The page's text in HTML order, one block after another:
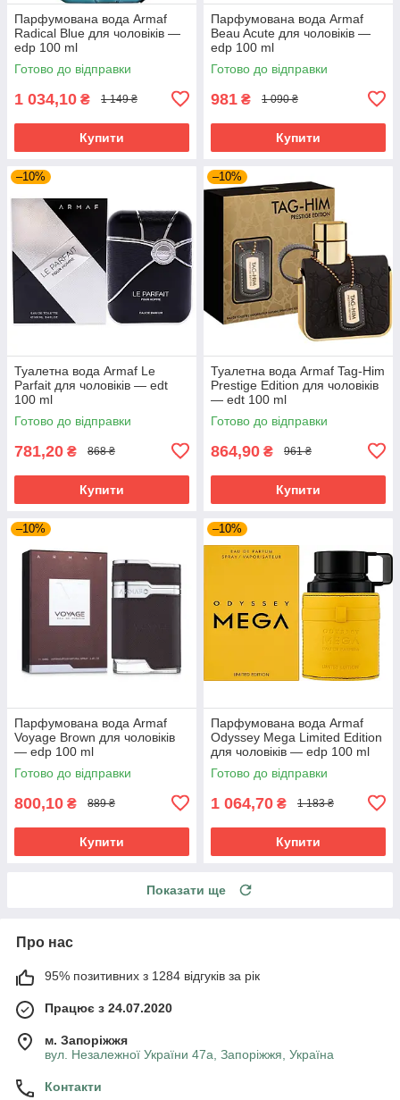
Парфумована вода Armaf
Radical Blue для чоловіків —
edp 100 ml
Готово до відправки
1 034,10 ₴ 1 149 ₴
Купити
Парфумована вода Armaf
Beau Acute для чоловіків —
edp 100 ml
Готово до відправки
981 ₴ 1 090 ₴
Купити
–10%
Туалетна вода Armaf Le
Parfait для чоловіків — edt
100 ml
Готово до відправки
781,20 ₴ 868 ₴
Купити
–10%
Туалетна вода Armaf Tag-Him
Prestige Edition для чоловіків
— edt 100 ml
Готово до відправки
864,90 ₴ 961 ₴
Купити
–10%
Парфумована вода Armaf
Voyage Brown для чоловіків
— edp 100 ml
Готово до відправки
800,10 ₴ 889 ₴
Купити
–10%
Парфумована вода Armaf
Odyssey Mega Limited Edition
для чоловіків — edp 100 ml
Готово до відправки
1 064,70 ₴ 1 183 ₴
Купити
Показати ще
Про нас
95% позитивних з 1284 відгуків за рік
Працює з 24.07.2020
м. Запоріжжя
вул. Незалежної України 47а, Запоріжжя, Україна
Контакти